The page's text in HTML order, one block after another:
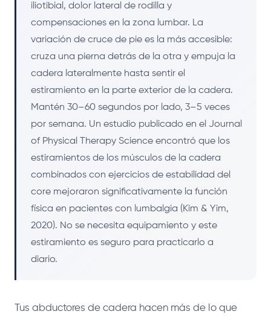
iliotibial, dolor lateral de rodilla y
compensaciones en la zona lumbar. La
variación de cruce de pie es la más accesible:
cruza una pierna detrás de la otra y empuja la
cadera lateralmente hasta sentir el
estiramiento en la parte exterior de la cadera.
Mantén 30–60 segundos por lado, 3–5 veces
por semana. Un estudio publicado en el Journal
of Physical Therapy Science encontró que los
estiramientos de los músculos de la cadera
combinados con ejercicios de estabilidad del
core mejoraron significativamente la función
física en pacientes con lumbalgia (Kim & Yim,
2020). No se necesita equipamiento y este
estiramiento es seguro para practicarlo a
diario.
Tus abductores de cadera hacen más de lo que